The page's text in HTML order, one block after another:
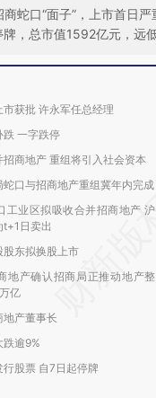
商蛇口“面子”，上市首日
牌，总市值1592亿元，远
获批 许永军任总经理
跌 一字跌停
商地产 重组将引入社会资本
口与招商地产重组冀年内完成
工业区拟吸收合并招商地产
t+1日卖出
东拟换股上市
地产确认招商局正推动地产
亿
产董事长
跌逾9%
股票 自7日起停牌